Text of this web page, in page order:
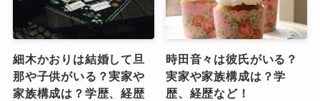
細木かおりは結婚して旦
那や子供がいる？実家や
家族構成は？学歴、経歴
時田音々は彼氏がいる？
実家や家族構成は？学
歴、経歴など！